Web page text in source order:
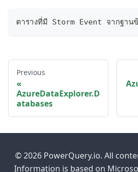
ตารางที่มี Storm Event จากฐาน
Previous
AzureDataExplorer.D
atabases
© 2026 PowerQuery.io. All
Information is based on